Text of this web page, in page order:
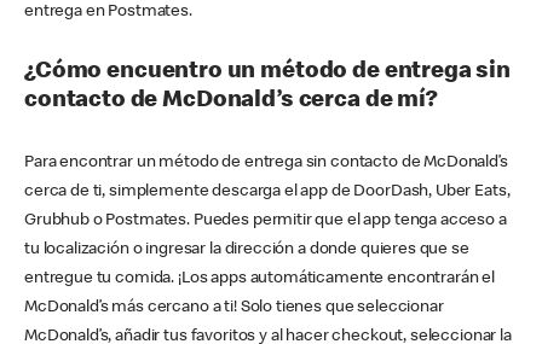
entrega en Postmates.
¿Cómo encuentro un método de entrega sin
contacto de McDonald’s cerca de mí?
Para encontrar un método de entrega sin contacto de McDonald’s
cerca de ti, simplemente descarga el app de DoorDash, Uber Eats,
Grubhub o Postmates. Puedes permitir que el app tenga acceso a
tu localización o ingresar la dirección a donde quieres que se
entregue tu comida. ¡Los apps automáticamente encontrarán el
McDonald’s más cercano a ti! Solo tienes que seleccionar
McDonald’s, añadir tus favoritos y al hacer checkout, seleccionar la